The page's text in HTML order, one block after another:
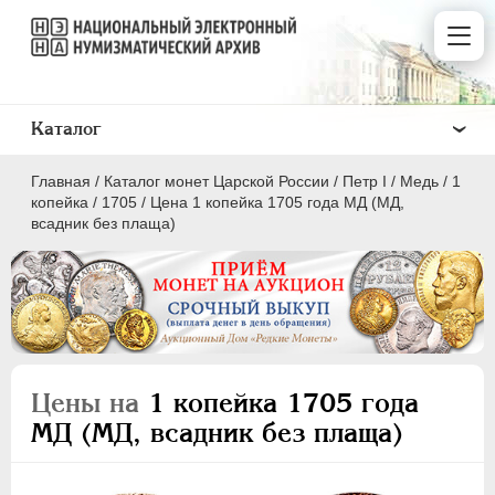
Главная / Каталог монет Царской России / Пeтр I / Медь / 1
копейка / 1705 / Цена 1 копейка 1705 года МД (МД,
всадник без плаща)
Цены на 1 копейка 1705 года
МД (МД, всадник без плаща)
Каталог
ПEТР I 1699 - 1725
Серебро
Медь